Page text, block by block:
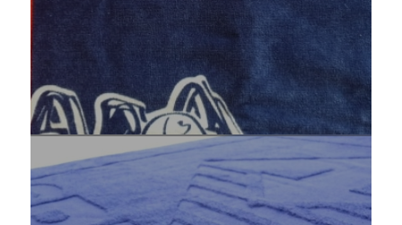
Hoch-Tief-Webung